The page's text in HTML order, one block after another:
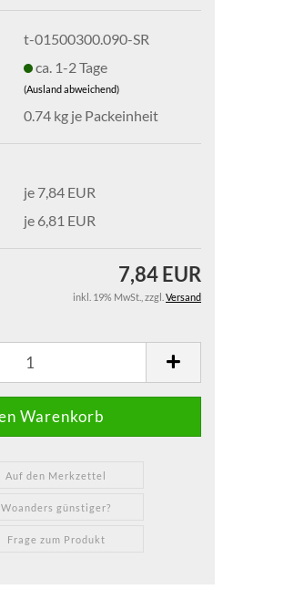
t-01500300.090-SR
ca. 1-2 Tage
(Ausland abweichend)
0.74 kg je Packeinheit
je 7,84 EUR
je 6,81 EUR
7,84 EUR
inkl. 19% MwSt. zzgl. Versand
Auf den Merkzettel
Woanders günstiger?
Frage zum Produkt